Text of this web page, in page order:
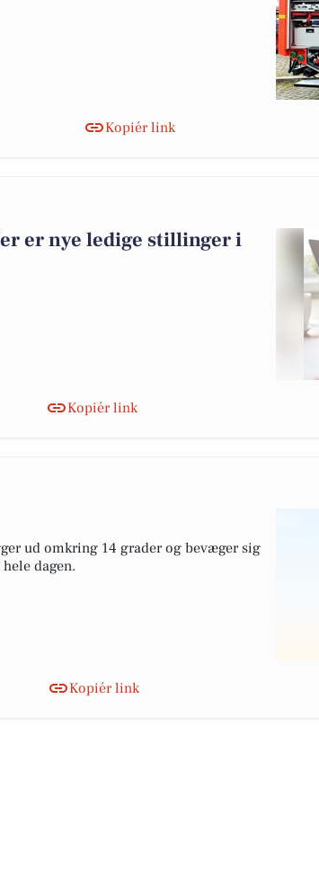
Kopiér link
er nye ledige stillinger i
Kopiér link
ud omkring 14 grader og bevæger sig
dagen.
Kopiér link